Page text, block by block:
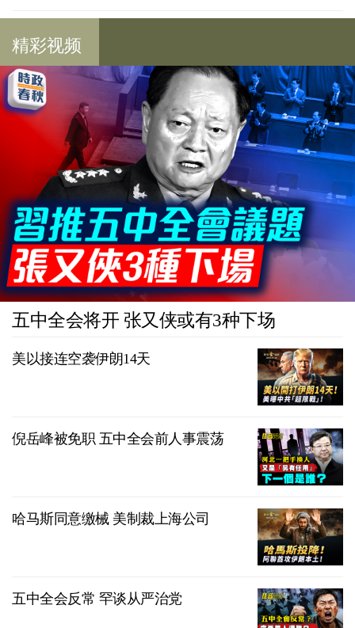
精彩视频
五中全会将开 张又侠或有3种下场
美以接连空袭伊朗14天
倪岳峰被免职 五中全会前人事震荡
哈马斯同意缴械 美制裁上海公司
五中全会反常 罕谈从严治党